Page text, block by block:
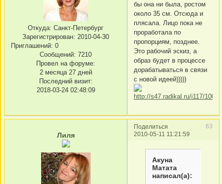
Откуда: Санкт-Петербург
Зарегистрирован: 2010-04-30
Приглашений: 0
Сообщений: 7210
Провел на форуме:
2 месяца 27 дней
Последний визит:
2018-03-24 02:48:09
бы она ни была, ростом
около 35 см. Отсюда и
плясала. Лицо пока не
проработала по
пропорциям, позднее.
Это рабочий эскиз, а
образ будет в процессе
дорабатываться в связи
с новой идеей)))))
Поделиться
63
2010-05-11 11:21:59
Лиля
Акуна
Матата
написал(а):